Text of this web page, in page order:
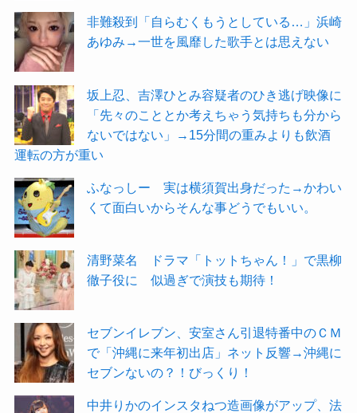
非難殺到「自らむくもうとしている…」浜崎
あゆみ→一世を風靡した歌手とは思えない
坂上忍、吉澤ひとみ容疑者のひき逃げ映像に
「先々のこととか考えちゃう気持ちも分から
ないではない」→15分間の重みよりも飲酒
運転の方が重い
ふなっしー 実は横須賀出身だった→かわい
くて面白いからそんな事どうでもいい。
清野菜名 ドラマ「トットちゃん！」で黒柳
徹子役に 似過ぎで演技も期待！
セブンイレブン、安室さん引退特番中のＣＭ
で「沖縄に来年初出店」ネット反響→沖縄に
セブンないの？！びっくり！
中井りかのインスタねつ造画像がアップ、法